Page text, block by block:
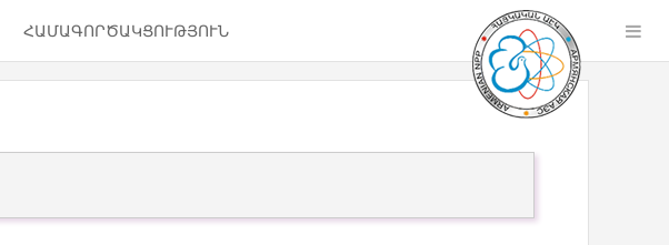
ՀԱՄԱԳՈՐԾԱԿՑՈՒԹՅՈՒՆ